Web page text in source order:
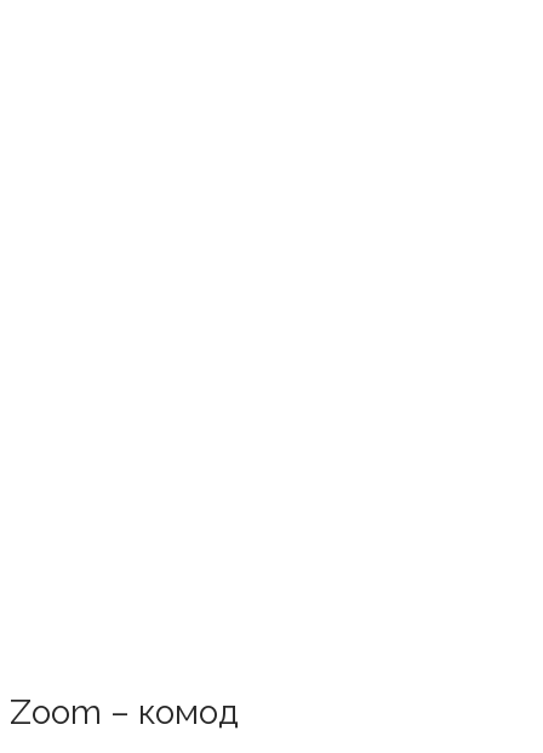
Zoom – комод